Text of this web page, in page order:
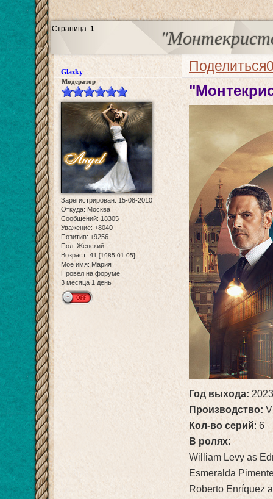
Страница:1
Поделиться
Glazky
Модератор
Зарегистрирован: 15-08-2010
Откуда: Москва
Сообщений: 18305
Уважение: +8040
Позитив: +9256
Пол: Женский
Возраст: 41 [1985-01-05]
Мое имя: Мария
Провел на форуме:
3 месяца 1 день
Год выхода:
Производство:
Кол-во серий: 6
В ролях:
William Levy as
Esmeralda
Roberto Enríquez